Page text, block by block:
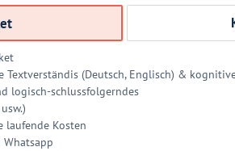
Textverständis (Deutsch, Englisch) &
logisch-schlussfolgerndes
laufende Kosten